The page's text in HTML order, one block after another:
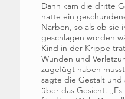
Dann kam die dritte
hatte ein
Narben, so als ob sie
geschlagen worden
Kind in der Krippe
Wunden und
zugefügt haben
sagte die Gestalt und
über das Gesicht.